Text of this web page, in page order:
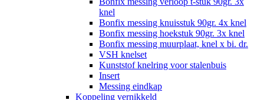
knel
Bonfix messing knuisstuk 90gr. 4x knel
Bonfix messing hoekstuk 90gr. 3x knel
Bonfix messing muurplaat, knel x bi. dr.
VSH knelset
Kunststof knelring voor stalenbuis
Insert
Messing eindkap
Koppeling vernikkeld